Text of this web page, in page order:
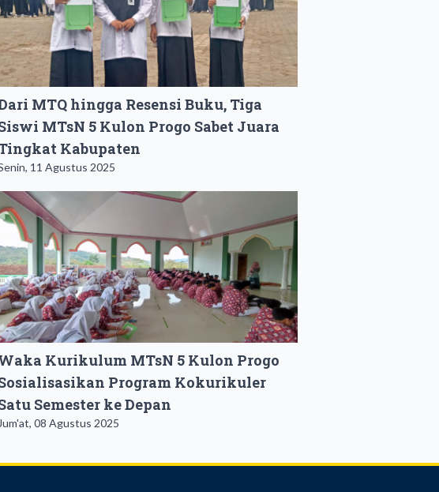
MTQ hingga Resensi Buku, Tiga
MTsN 5 Kulon Progo Sabet Juara
Kabupaten
11 Agustus 2025
Kurikulum MTsN 5 Kulon Progo
Program Kokurikuler
Semester ke Depan
Jum'at, 08 Agustus 2025